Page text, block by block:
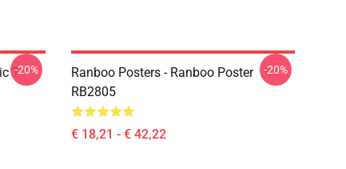
T--20%
Ranboo Posters - Ranboo Poster
RB2805
€ 18,21 - € 42,22
-20%